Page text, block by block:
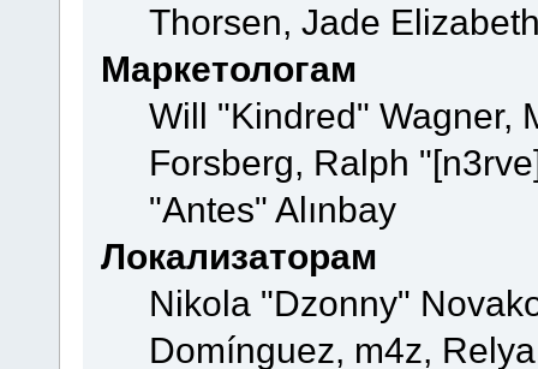
Thorsen, Jade
Маркетологам
Will "Kindred" Wagner,
Forsberg, Ralph
"Antes" Alınbay
Локализаторам
Nikola "Dzonny"
Domínguez, m4z,